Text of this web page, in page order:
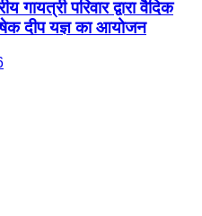
गायत्री परिवार द्वारा वैदिक
दीप यज्ञ का आयोजन